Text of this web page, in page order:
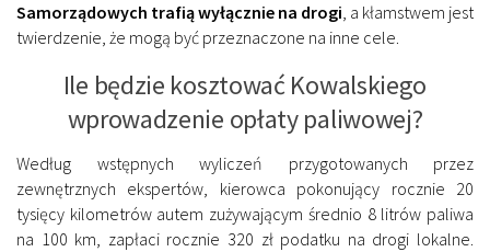
Samorządowych trafią wyłącznie na drogi, a kłamstwem jest
twierdzenie, że mogą być przeznaczone na inne cele.
Ile będzie kosztować Kowalskiego
wprowadzenie opłaty paliwowej?
Według wstępnych wyliczeń przygotowanych przez
zewnętrznych ekspertów, kierowca pokonujący rocznie 20
tysięcy kilometrów autem zużywającym średnio 8 litrów paliwa
na 100 km, zapłaci rocznie 320 zł podatku na drogi lokalne.